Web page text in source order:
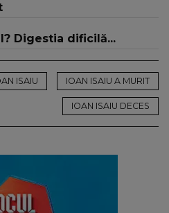
Digestia dificilă...
ISAIU IOAN ISAIU A MURIT
IOAN ISAIU DECES